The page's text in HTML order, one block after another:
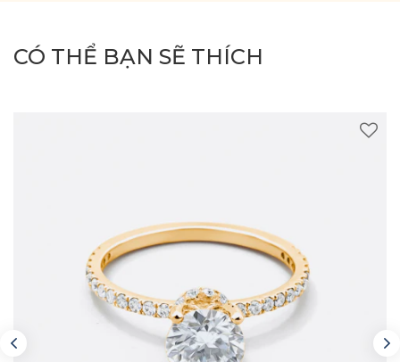
CÓ THỂ BẠN SẼ THÍCH